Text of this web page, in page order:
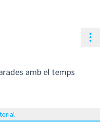
amb el temps